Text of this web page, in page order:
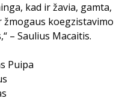
kad ir žavia, gamta,
koegzistavimo
– Saulius Macaitis.
Puipa